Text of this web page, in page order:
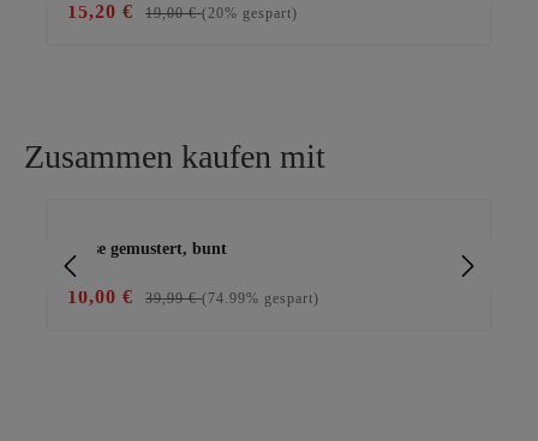
15,20 € 19,00 €(20% gespart)
Zusammen kaufen mit
Bluse gemustert, bunt
10,00 € 39,99 €(74.99% gespart)